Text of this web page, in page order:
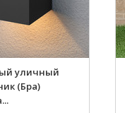
уличный
(Бра)